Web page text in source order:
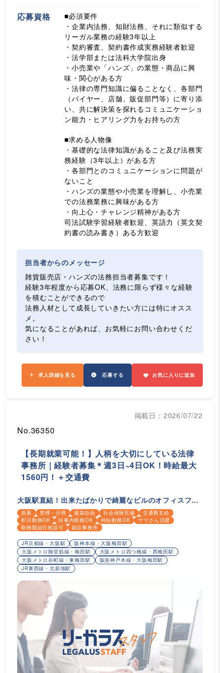
応募資格
■必須要件
・企業内法務、知財法務、それに類似する
リーガル業務の経験3年以上
・契約審査、契約書作成実務経験者歓迎
・法学部または法科大学院出身
・小売業や「ハンズ」の業態・商品に興
味・関心がある方
・法律の専門知識に偏ることなく、各部門
（バイヤー、店舗、販促部門等）に寄り添
い、共に解決策を探れるコミュニケーショ
ン能力・ヒアリング力をお持ちの方
■求める人物像
・基礎的な法律知識があること及び法務実
務経験（3年以上）がある方
・各部門とのコミュニケーションに問題が
ないこと
・ハンズの業態や小売業を理解し、小売業
での法務業務に興味がある方
・向上心・チャレンジ精神がある方
司法試験学習経験者歓迎、英語力（英文契
約書の読み書き）ある方歓迎
担当者からのメッセージ
雑貨販売店・ハンズの法務担当者募集です！
経験3年程度から応募OK、法務に限らず様々な経験
を積むことができるので
法務人材として成長していきたい方には特にオスス
メ。
気になることがあれば、お気軽にお問い合わせくだ
さい！
求人詳細を見る 応募する お気に入りに追加
掲載日：2026/07/22
No.36350
【長期就業可能！】人柄を大切にしている法律
事務所｜経験者募集＊週3日~4日OK！時給最大
1560円！＋交通費
大阪駅直結！出来たばかりで綺麗なビルのオフィスフロ
アに入居する事務所です✨
急募 禁煙・分煙 服装自由 社会保険完備
交通費支給
即日勤務OK
扶養内勤務OK 時短勤務OK
ママさん活躍
勤務開始日相談可
新設事務所
JR京都線・大阪駅
阪神本線・大阪梅田駅
大阪メトロ御堂筋線・梅田駅
大阪メトロ四つ橋線・西梅田駅
大阪メトロ谷町線・東梅田駅
阪急神戸本線・大阪梅田駅
JR東西線・北新地駅